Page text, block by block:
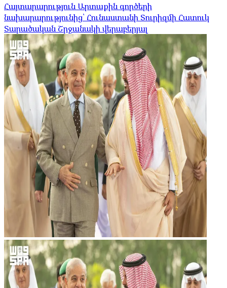
Հայտարարություն Արտաքին գործերի
նախարարությունից՝ Հունաստանի Տուրիզմի Հատուկ
Տարածական Շրջանակի վերաբերյալ